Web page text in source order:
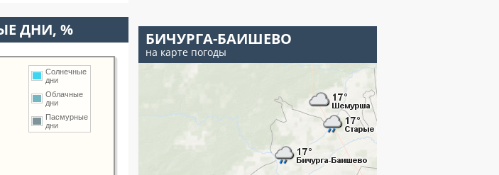
ДНИ, %
Солнечные
дни
Облачные
дни
Пасмурные
дни
БИЧУРГА-БАИШЕВО
на карте погоды